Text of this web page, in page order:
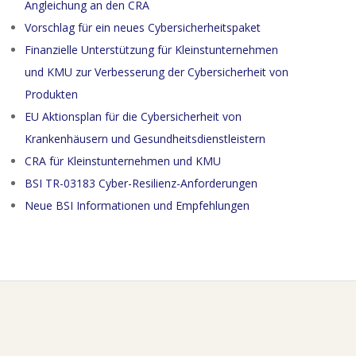
Angleichung an den CRA
Vorschlag für ein neues Cybersicherheitspaket
Finanzielle Unterstützung für Kleinstunternehmen
und KMU zur Verbesserung der Cybersicherheit von
Produkten
EU Aktionsplan für die Cybersicherheit von
Krankenhäusern und Gesundheitsdienstleistern
CRA für Kleinstunternehmen und KMU
BSI TR-03183 Cyber-Resilienz-Anforderungen
Neue BSI Informationen und Empfehlungen